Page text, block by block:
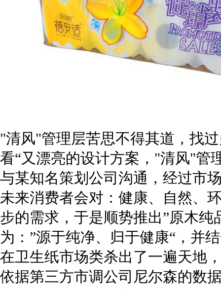
"清风"管理层苦思不得其道，找
看“又漂亮的设计方案，"清风"管
与某知名策划公司沟通，经过市
未来消费者会对：健康、自然、
步的需求，于是顺势推出”原木
为：”源于纯净、归于健康“，并
在卫生纸市场类杀出了一遍天地
依据第三方市调公司尼尔森的数